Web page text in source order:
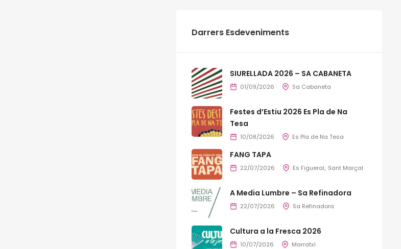
Darrers Esdeveniments
SIURELLADA 2026 – SA CABANETA
01/09/2026 Sa Cabaneta
Festes d’Estiu 2026 Es Pla de Na
Tesa
10/08/2026 Es Pla de Na Tesa
FANG TAPA
22/07/2026 Es Figueral Sant Marçal
A Media Lumbre – Sa Refinadora
22/07/2026 Sa Refinadora
Cultura a la Fresca 2026
10/07/2026 Marratxí